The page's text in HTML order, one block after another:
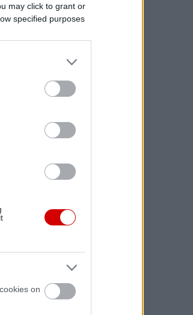
may click to grant or
specified purposes
on